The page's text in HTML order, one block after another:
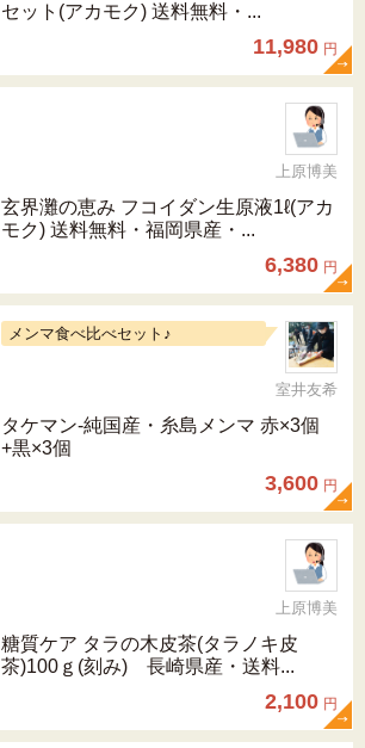
セット(アカモク) 送料無料・...
11,980 円
上原博美
玄界灘の恵み フコイダン生原液1ℓ(アカ
モク) 送料無料・福岡県産・...
6,380 円
メンマ食べ比べセット♪
室井友希
タケマン-純国産・糸島メンマ 赤×3個
+黒×3個
3,600 円
上原博美
糖質ケア タラの木皮茶(タラノキ皮
茶)100ｇ(刻み) 長崎県産・送料...
2,100 円